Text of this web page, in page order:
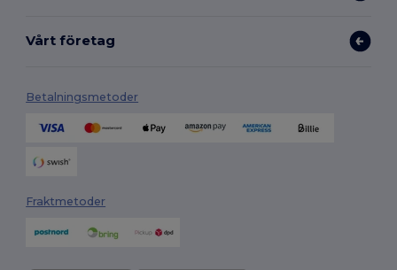
Vårt företag
Betalningsmetoder
Fraktmetoder